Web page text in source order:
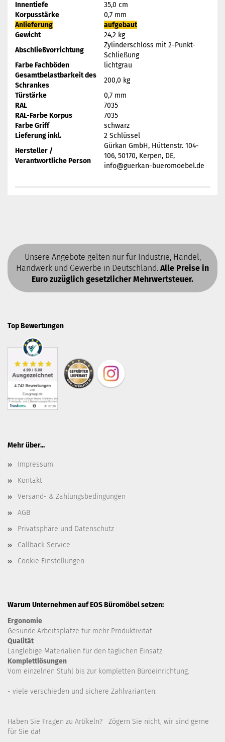
Innentiefe
35,0 cm
Korpusstärke
0,7 mm
Anlieferung
aufgebaut
Gewicht
24,2 kg
Abschließvorrichtung
Zylinderschloss mit 2-Punkt-
Schließung
Farbe Fachböden
lichtgrau
Gesamtbelastbarkeit des
Schrankes
200,0 kg
Türstärke
0,7 mm
RAL
7035
RAL-Farbe Korpus
7035
Farbe Griff
schwarz
Lieferung inkl.
2 Schlüssel
Hersteller /
Verantwortliche Person
Gürkan GmbH, Hüttenstr. 104-
106, 50170, Kerpen, DE,
info@guerkan-bueromoebel.de
Unsere Angebote gelten nur für Industrie, Handel,
Handwerk und Gewerbe in Deutschland. Alle Preise in
Euro zuzüglich gesetzlicher Mehrwertsteuer.
Top Bewertungen
Mehr über...
Impressum
Kontakt
Versand- & Zahlungsbedingungen
AGB
Privatsphäre und Datenschutz
Callback Service
Cookie Einstellungen
Warum Unternehmen auf EOS Büromöbel setzen:
Ergonomie
Gesunde Arbeitsplätze für mehr Produktivität.
Qualität
Langlebige Materialien für den täglichen Einsatz.
Komplettlösungen
Vom einzelnen Stuhl bis zur kompletten Büroeinrichtung.
- viele verschieden und sichere Zahlvarianten:
Haben Sie Fragen zu Artikeln? Zögern Sie nicht, wir sind gerne
für Sie da!